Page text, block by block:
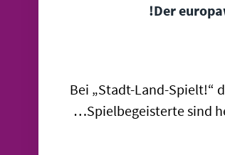
Der
Bei „Stadt-Land-Spielt!“
Spielbegeisterte sind